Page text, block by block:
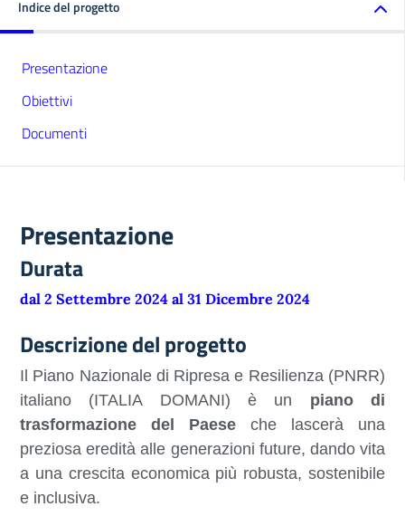
Indice del progetto
Presentazione
Obiettivi
Documenti
Presentazione
Durata
dal 2 Settembre 2024 al 31 Dicembre 2024
Descrizione del progetto
Il Piano Nazionale di Ripresa e Resilienza (PNRR)
italiano (ITALIA DOMANI) è un piano di
trasformazione del Paese che lascerà una
preziosa eredità alle generazioni future, dando vita
a una crescita economica più robusta, sostenibile
e inclusiva.